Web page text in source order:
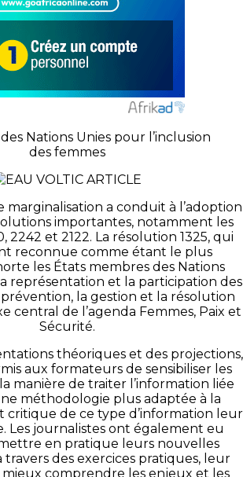
Nations Unies pour l’inclusion
des femmes
marginalisation a conduit à l’adoption
importantes, notamment les
2242 et 2122. La résolution 1325, qui
reconnue comme étant le plus
les États membres des Nations
représentation et la participation des
la gestion et la résolution
central de l’agenda Femmes, Paix et
Sécurité.
théoriques et des projections,
aux formateurs de sensibiliser les
manière de traiter l’information liée
méthodologie plus adaptée à la
critique de ce type d’information leur
Les journalistes ont également eu
mettre en pratique leurs nouvelles
travers des exercices pratiques, leur
comprendre les enjeux et les